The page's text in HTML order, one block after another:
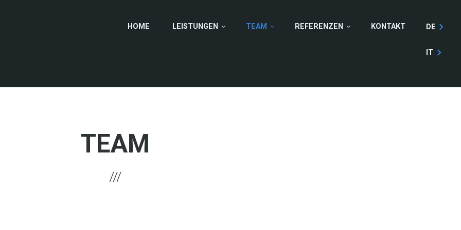
DE
IT
HOME LEISTUNGEN TEAM REFERENZEN KONTAKT
TEAM